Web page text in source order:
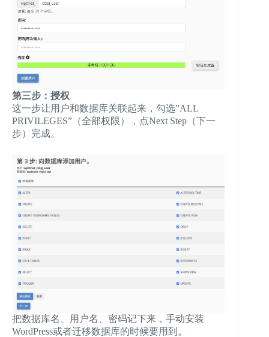
第三步：授权
这一步让用户和数据库关联起来，勾选”ALL
PRIVILEGES”（全部权限），点Next Step（下一
步）完成。
把数据库名、用户名、密码记下来，手动安装
WordPress或者迁移数据库的时候要用到。